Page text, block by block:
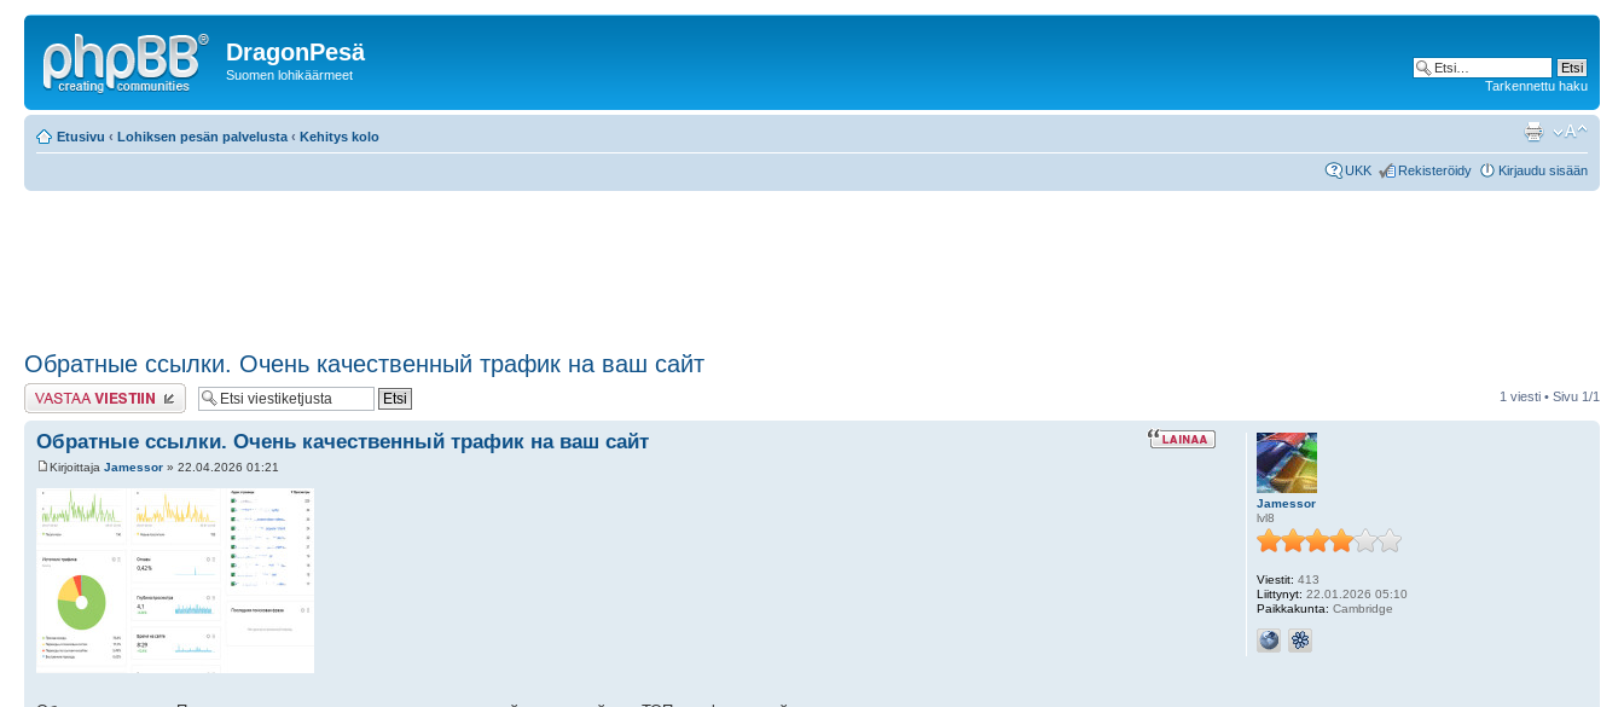
DragonPesä
Suomen lohikäärmeet
Tarkennettu haku
Etusivu ‹ Lohiksen pesän palvelusta ‹ Kehitys kolo
UKK Rekisteröidy Kirjaudu sisään
Обратные ссылки. Очень качественный трафик на ваш сайт
Lähetä vastaus 1 viesti • Sivu 1/1
Обратные ссылки. Очень качественный трафик на ваш сайт
Kirjoittaja Jamessor » 22.04.2026 01:21
Jamessor
lvl8
Viestit: 413
Liittynyt: 22.01.2026 05:10
Paikkakunta: Cambridge